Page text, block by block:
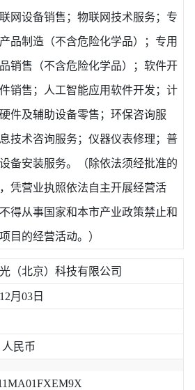
网设备销售；物联网技术服务；专
品制造（不含危险化学品）；专用
销售（不含危险化学品）；软件开
销售；人工智能应用软件开发；计
件及辅助设备零售；环保咨询服
技术咨询服务；仪器仪表修理；普
备安装服务。（除依法须经批准的
凭营业执照依法自主开展经营活
得从事国家和本市产业政策禁止和
目的经营活动。）
（北京）科技有限公司
月03日
人民币